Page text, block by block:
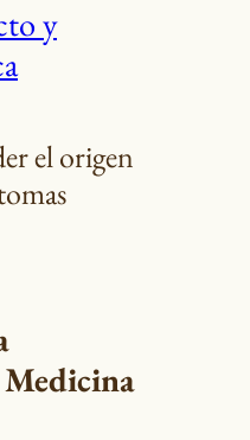
y
el origen
Medicina